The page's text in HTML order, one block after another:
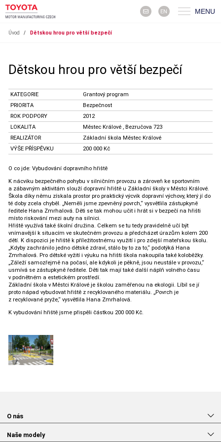
EN MENU
Úvod / Dětskou hrou pro větší bezpečí
Dětskou hrou pro větší bezpečí
KATEGORIE
Grantový program
PRIORITA
Bezpečnost
ROK PODPORY
2012
LOKALITA
Městec Králové , Bezručova 723
REALIZÁTOR
Základní škola Městec Králové
VÝŠE PŘÍSPĚVKU
200 000 Kč
O co jde: Vybudování dopravního hřiště
K nácviku bezpečného pohybu v silničním provozu a zároveň ke sportovním
a zábavným aktivitám slouží dopravní hřiště u Základní školy v Městci Králové.
Škola díky němu získala prostor pro praktický výcvik dopravní výchovy, který jí do
té doby zcela chyběl. „Neměli jsme zpevněný povrch,“ vysvětlila zástupkyně
ředitele Hana Zmrhalová. Děti se tak mohou učit i hrát si v bezpečí na hřišti
místo riskování mezi auty na silnici.
Hřiště využívá také školní družina. Celkem se tu tedy pravidelně učí být
vnímavější k situacím ve skutečném provozu a předcházet úrazům kolem 200
dětí. K dispozici je hřiště k příležitostnému využití i pro zdejší mateřskou školu.
„Kdyby zachránilo jedno dětské zdraví, stálo by to za to,“ podotýká Hana
Zmrhalová. Pro dětské vyžití i výuku na hřišti škola nakoupila také koloběžky.
„Záleží samozřejmě na počasí, ale kdykoli je pěkně, jsou neustále v provozu,“
usmívá se zástupkyně ředitele. Děti tak mají také další náplň volného času
v podnětném a estetickém prostředí.
Základní škola v Městci Králové je školou zaměřenou na ekologii. Líbil se jí
proto nápad vybudovat hřiště z recyklovaného materiálu. „Povrch je
z recyklované pryže,“ vysvětlila Hana Zmrhalová.
K vybudování hřiště jsme přispěli částkou 200 000 Kč.
O nás
Naše modely